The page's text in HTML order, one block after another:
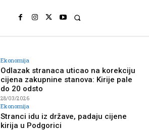
Ekonomija
Odlazak stranaca uticao na korekciju
cijena zakupnine stanova: Kirije pale
do 20 odsto
28/03/2026
Ekonomija
Stranci idu iz države, padaju cijene
kirija u Podgorici